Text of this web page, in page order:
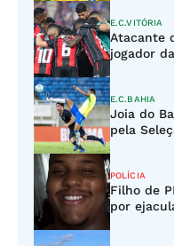
E.C.VITÓRIA
Atacante
jogador
E.C.BAHIA
Joia do
pela
POLÍCIA
Filho de
por